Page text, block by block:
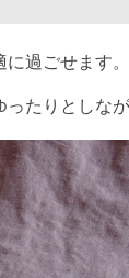
に過ごせます。
たりとしな